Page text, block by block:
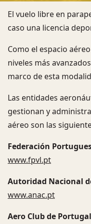
El vuelo libre en
caso una licencia
Como el espacio
niveles más
marco de esta
Las entidades
gestionan y
aéreo son las
Federación
www.fpvl.pt
Autoridad Nacional
www.anac.pt
Aero Club de Portugal